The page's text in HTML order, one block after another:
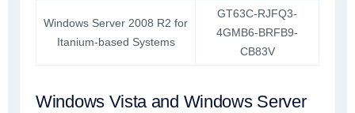
Windows Server 2008 R2 for
Itanium-based Systems
GT63C-RJFQ3-
4GMB6-BRFB9-
CB83V
Windows Vista and Windows Server